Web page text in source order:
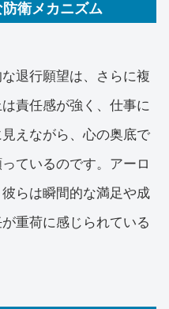
衛メカニズム
退行願望は、さらに複
責任感が強く、仕事に
えながら、心の奥底で
ているのです。アーロ
らは瞬間的な満足や成
重荷に感じられている